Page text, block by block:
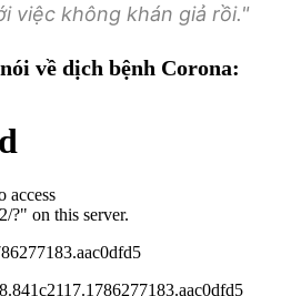
việc không khán giả rồi."
về dịch bệnh Corona: